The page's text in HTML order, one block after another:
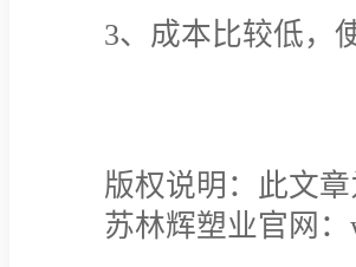
3、成本比较低，
版权说明：此文
苏林辉塑业官网